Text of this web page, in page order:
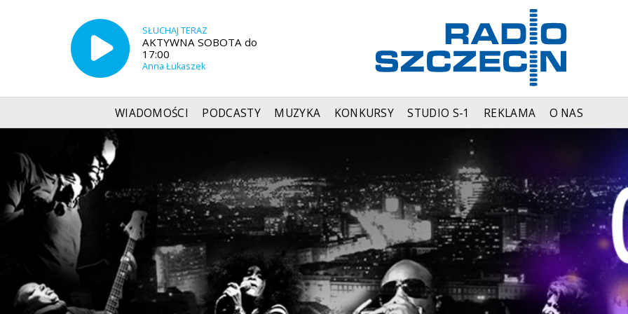
SŁUCHAJ TERAZ
AKTYWNA SOBOTA do
17:00
Anna Łukaszek
WIADOMOŚCI PODCASTY MUZYKA KONKURSY STUDIO S-1 REKLAMA O NAS